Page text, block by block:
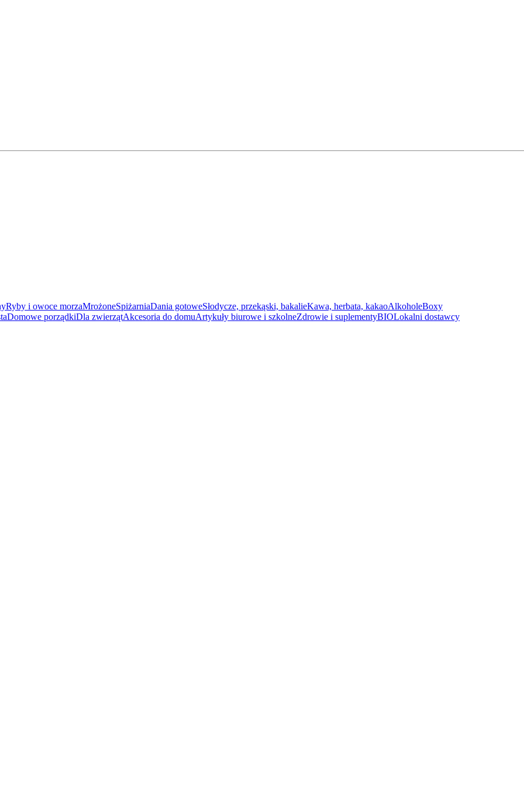
Ryby i owoce morzaMrożoneSpiżarniaDania gotoweSłodycze, przekąski, bakalieKawa, herbata, kakaoAlkoholeBoxy
Domowe porządkiDla zwierzątAkcesoria do domuArtykuły biurowe i szkolneZdrowie i suplementyBIOLokalni dostawcy